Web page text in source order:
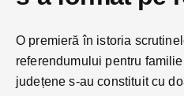
O premieră în istoria
referendumului pentru
județene s-au constituit cu